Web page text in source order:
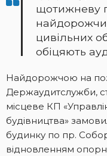
щотижневу
цивільних
обіцяють
Найдорожчою на
Держаудитслужби,
місцеве КП
будівництва»
будинку по пр.
відновленням